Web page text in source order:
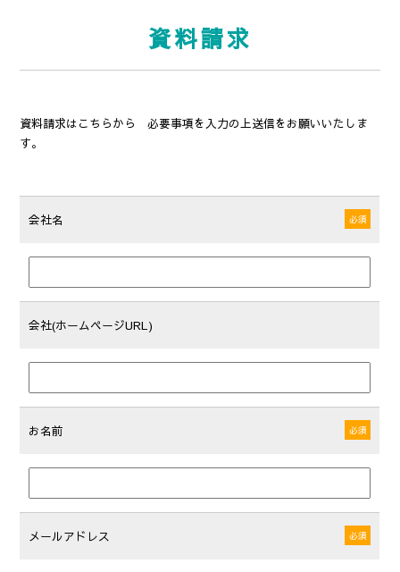
資料請求
資料請求はこちらから 必要事項を入力の上送信をお願いいたしま
す。
会社名 必須
会社(ホームページURL)
お名前 必須
メールアドレス 必須